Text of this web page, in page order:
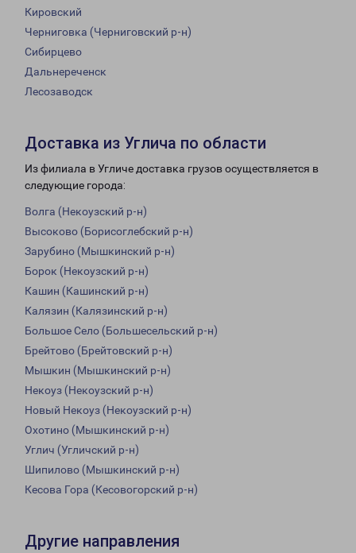
Кировский
Черниговка (Черниговский р-н)
Сибирцево
Дальнереченск
Лесозаводск
Доставка из Углича по области
Из филиала в Угличе доставка грузов осуществляется в
следующие города:
Волга (Некоузский р-н)
Высоково (Борисоглебский р-н)
Зарубино (Мышкинский р-н)
Борок (Некоузский р-н)
Кашин (Кашинский р-н)
Калязин (Калязинский р-н)
Большое Село (Большесельский р-н)
Брейтово (Брейтовский р-н)
Мышкин (Мышкинский р-н)
Некоуз (Некоузский р-н)
Новый Некоуз (Некоузский р-н)
Охотино (Мышкинский р-н)
Углич (Угличский р-н)
Шипилово (Мышкинский р-н)
Кесова Гора (Кесовогорский р-н)
Другие направления